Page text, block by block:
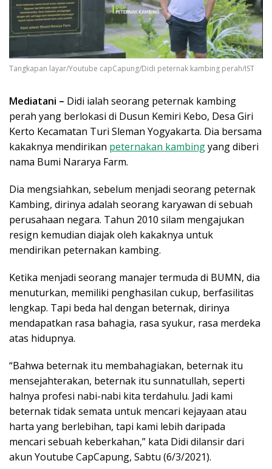
Tangkapan layar/Youtube capCapung/Didi peternak kambing perah/IST
Mediatani – Didi ialah seorang peternak kambing
perah yang berlokasi di Dusun Kemiri Kebo, Desa Giri
Kerto Kecamatan Turi Sleman Yogyakarta. Dia bersama
kakaknya mendirikan peternakan kambingyang diberi
nama Bumi Nararya Farm.
Dia mengsiahkan, sebelum menjadi seorang peternak
Kambing, dirinya adalah seorang karyawan di sebuah
perusahaan negara. Tahun 2010 silam mengajukan
resign kemudian diajak oleh kakaknya untuk
mendirikan peternakan kambing.
Ketika menjadi seorang manajer termuda di BUMN, dia
menuturkan, memiliki penghasilan cukup, berfasilitas
lengkap. Tapi beda hal dengan beternak, dirinya
mendapatkan rasa bahagia, rasa syukur, rasa merdeka
atas hidupnya.
“Bahwa beternak itu membahagiakan, beternak itu
mensejahterakan, beternak itu sunnatullah, seperti
halnya profesi nabi-nabi kita terdahulu. Jadi kami
beternak tidak semata untuk mencari kejayaan atau
harta yang berlebihan, tapi kami lebih daripada
mencari sebuah keberkahan,” kata Didi dilansir dari
akun Youtube CapCapung, Sabtu (6/3/2021).